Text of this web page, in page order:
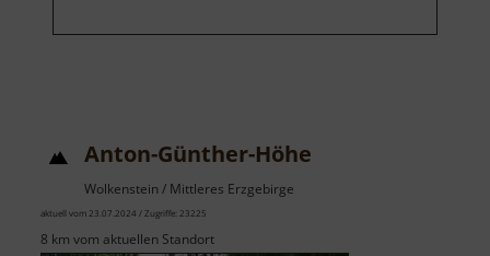
Anton-Günther-Höhe
Wolkenstein / Mittleres Erzgebirge
aktuell vom 23.07.2024 / Zugriffe: 23225
8 km vom aktuellen Standort